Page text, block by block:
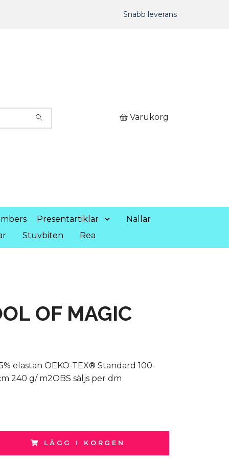
Snabb leverans
Varukorg
Presentartiklar
Nallar
Stuvbiten Rea
OF MAGIC
elastan OEKO-TEX® Standard 100-
240 g/ m2OBS säljs per dm
LÄGG I KORGEN